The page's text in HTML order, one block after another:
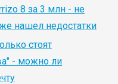
8 за 3 млн - не
нашел недостатки
стоят
- можно ли